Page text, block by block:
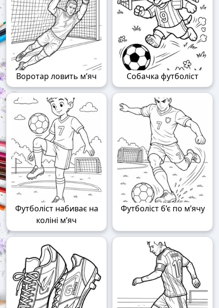
Воротар ловить м’яч Собачка футболіст
Футболіст набиває на
коліні м’яч
Футболіст б’є по м’ячу